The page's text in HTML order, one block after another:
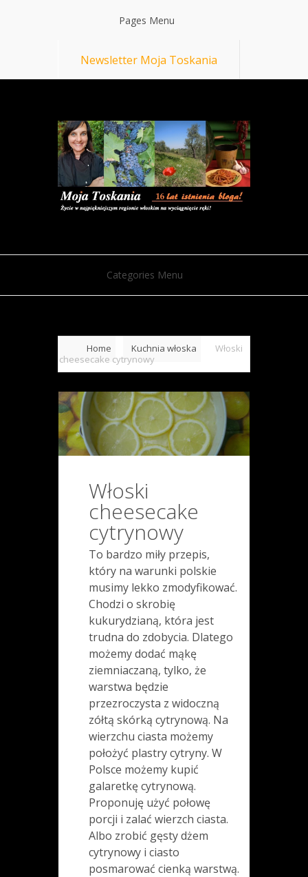
Pages Menu
Newsletter Moja Toskania
Categories Menu
Home Kuchnia włoska
Włoski
cheesecake cytrynowy
Włoski
cheesecake
cytrynowy
To bardzo miły przepis,
który na warunki polskie
musimy lekko zmodyfikować.
Chodzi o skrobię
kukurydzianą, która jest
trudna do zdobycia. Dlatego
możemy dodać mąkę
ziemniaczaną, tylko, że
warstwa będzie
przezroczysta z widoczną
zółtą skórką cytrynową. Na
wierzchu ciasta możemy
położyć plastry cytryny. W
Polsce możemy kupić
galaretkę cytrynową.
Proponuję użyć połowę
porcji i zalać wierzch ciasta.
Albo zrobić gęsty dżem
cytrynowy i ciasto
posmarować cienką warstwą.